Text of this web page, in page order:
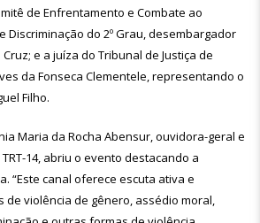
de Enfrentamento e Combate ao
Discriminação do 2º Grau, desembargador
e a juíza do Tribunal de Justiça de
da Fonseca Clementele, representando o
Filho.
Maria da Rocha Abensur, ouvidora-geral e
14, abriu o evento destacando a
“Este canal oferece escuta ativa e
de violência de gênero, assédio moral,